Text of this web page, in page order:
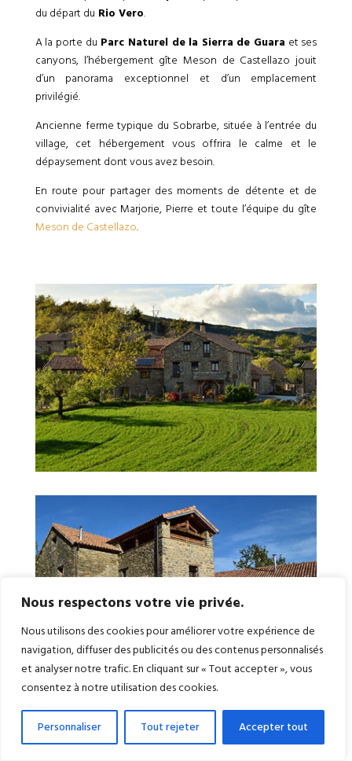
Nous respectons votre vie privée.
Nous utilisons des cookies pour améliorer votre expérience de
navigation, diffuser des publicités ou des contenus personnalisés
et analyser notre trafic. En cliquant sur « Tout accepter », vous
consentez à notre utilisation des cookies.
Personnaliser Tout rejeter Accepter tout
du départ du Rio Vero.
A la porte du Parc Naturel de la Sierra de Guara et ses
canyons, l’hébergement gîte Meson de Castellazo jouit
d’un panorama exceptionnel et d’un emplacement
privilégié.
Ancienne ferme typique du Sobrarbe, située à l’entrée du
village, cet hébergement vous offrira le calme et le
dépaysement dont vous avez besoin.
En route pour partager des moments de détente et de
convivialité avec Marjorie, Pierre et toute l’équipe du gîte
Meson de Castellazo.